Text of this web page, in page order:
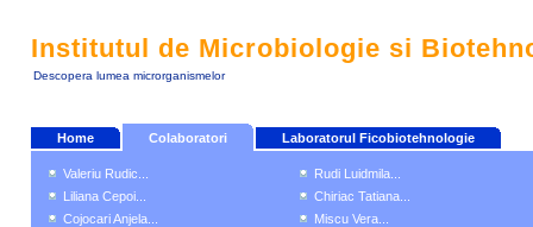
Institutul de Microbiologie si
Descopera lumea microrganismelor
Home Colaboratori Laboratorul Ficobiotehnologie
Valeriu Rudic...
Liliana Cepoi...
Cojocari Anjela...
Rudi Luidmila...
Chiriac Tatiana...
Miscu Vera...